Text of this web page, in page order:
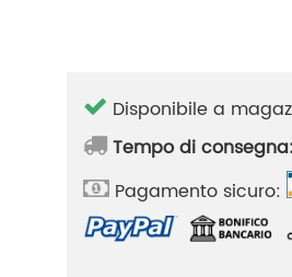
Disponibile a
Tempo di consegna:
Pagamento sicuro: